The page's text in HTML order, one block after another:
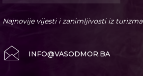
Najnovije vijesti i zanimljivosti iz turizma
INFO@VASODMOR.BA